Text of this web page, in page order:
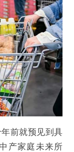
前就预见到具
产家庭未来所